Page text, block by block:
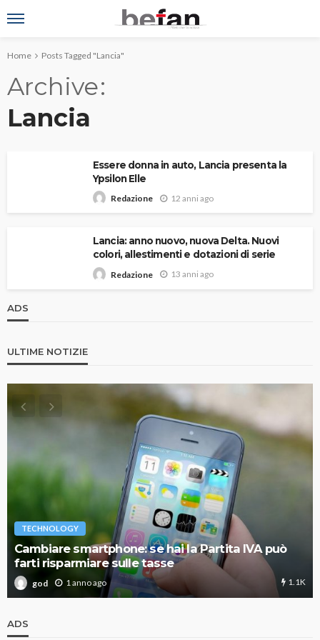
Home Posts Tagged "Lancia"
Archive
Lancia
Essere donna in auto, Lancia presenta la
Ypsilon Elle
Redazione 12 anni ago
Lancia: anno nuovo, nuova Delta. Nuovi
colori, allestimenti e dotazioni di serie
Redazione 13 anni ago
ADS
ULTIME NOTIZIE
TECHNOLOGY
Cambiare smartphone: se hai la Partita IVA può
farti risparmiare sulle tasse
god 1 anno ago 1.1K
ADS